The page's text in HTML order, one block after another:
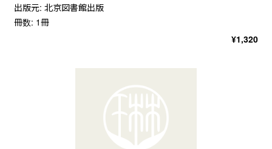
出版元: 北京図書館出版
冊数: 1冊
¥1,320